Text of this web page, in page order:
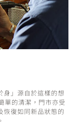
身」源自於這樣的想
單的清潔，門市亦受
復如同新品狀態的